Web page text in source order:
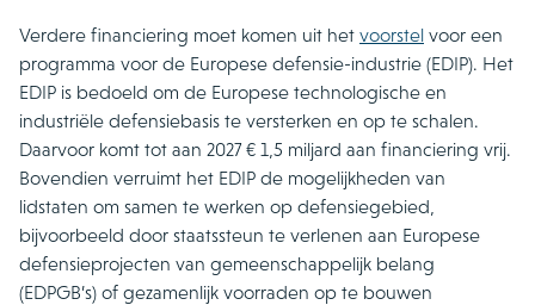
Verdere financiering moet komen uit het voorstel voor een
programma voor de Europese defensie-industrie (EDIP). Het
EDIP is bedoeld om de Europese technologische en
industriële defensiebasis te versterken en op te schalen.
Daarvoor komt tot aan 2027 € 1,5 miljard aan financiering vrij.
Bovendien verruimt het EDIP de mogelijkheden van
lidstaten om samen te werken op defensiegebied,
bijvoorbeeld door staatssteun te verlenen aan Europese
defensieprojecten van gemeenschappelijk belang
(EDPGB’s) of gezamenlijk voorraden op te bouwen